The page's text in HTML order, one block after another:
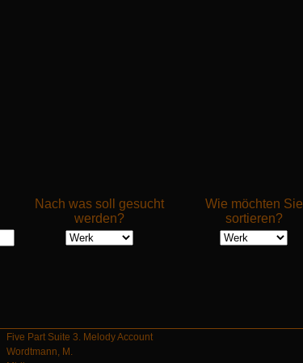
Nach was soll gesucht
werden?
Wie möchten Sie
sortieren?
Five Part Suite 3. Melody Account
Wordtmann, M.